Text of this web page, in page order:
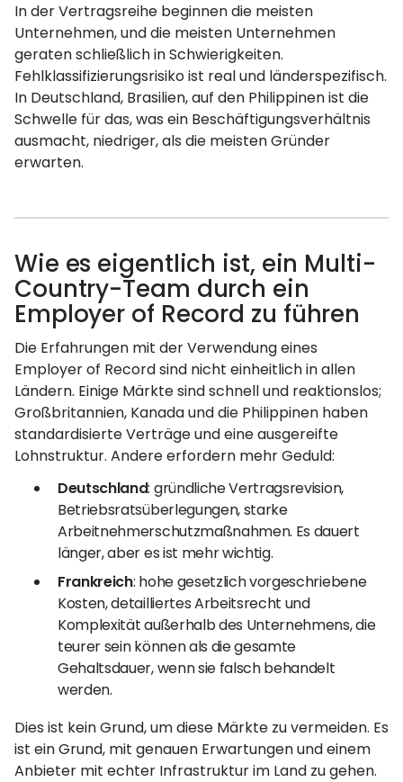
In der Vertragsreihe beginnen die meisten
Unternehmen, und die meisten Unternehmen
geraten schließlich in Schwierigkeiten.
Fehlklassifizierungsrisiko ist real und länderspezifisch.
In Deutschland, Brasilien, auf den Philippinen ist die
Schwelle für das, was ein Beschäftigungsverhältnis
ausmacht, niedriger, als die meisten Gründer
erwarten.
Wie es eigentlich ist, ein Multi-
Country-Team durch ein
Employer of Record zu führen
Die Erfahrungen mit der Verwendung eines
Employer of Record sind nicht einheitlich in allen
Ländern. Einige Märkte sind schnell und reaktionslos;
Großbritannien, Kanada und die Philippinen haben
standardisierte Verträge und eine ausgereifte
Lohnstruktur. Andere erfordern mehr Geduld:
Deutschland: gründliche Vertragsrevision,
Betriebsratsüberlegungen, starke
Arbeitnehmerschutzmaßnahmen. Es dauert
länger, aber es ist mehr wichtig.
Frankreich: hohe gesetzlich vorgeschriebene
Kosten, detailliertes Arbeitsrecht und
Komplexität außerhalb des Unternehmens, die
teurer sein können als die gesamte
Gehaltsdauer, wenn sie falsch behandelt
werden.
Dies ist kein Grund, um diese Märkte zu vermeiden. Es
ist ein Grund, mit genauen Erwartungen und einem
Anbieter mit echter Infrastruktur im Land zu gehen.